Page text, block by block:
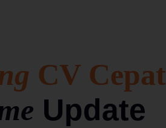
CV Cepat
Update